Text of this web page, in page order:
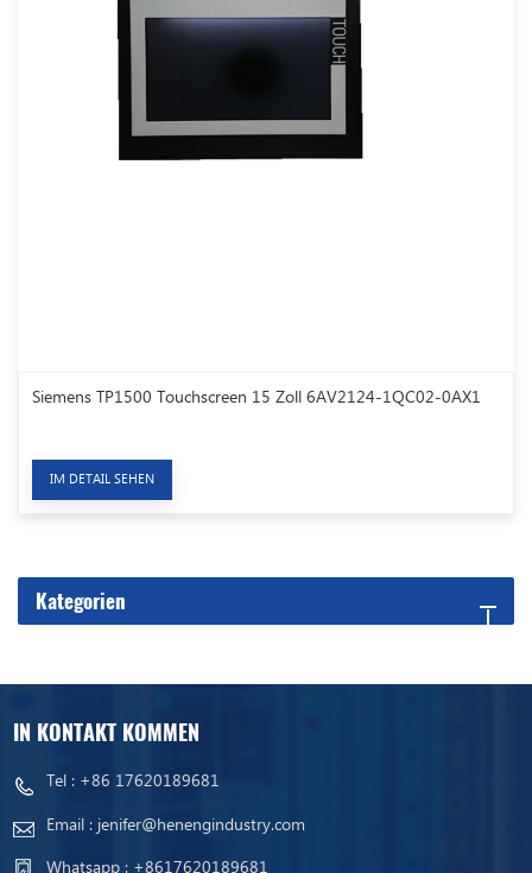
Siemens TP1500 Touchscreen 15 Zoll 6AV2124-1QC02-0AX1
IM DETAIL SEHEN
Kategorien
IN KONTAKT KOMMEN
Tel : +86 17620189681
Email : jenifer@henengindustry.com
Whatsapp : +8617620189681